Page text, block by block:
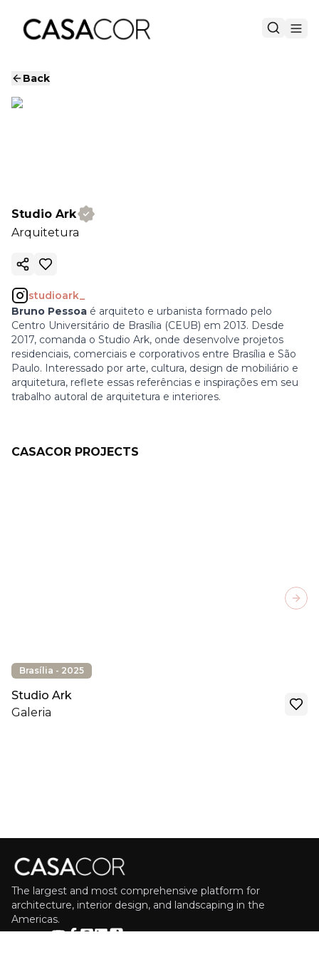
Back
Studio Ark
Arquitetura
Copy ink
studioark_
Bruno Pessoa é arquiteto e urbanista formado pelo
Centro Universitário de Brasília (CEUB) em 2013. Desde
2017, comanda o Studio Ark, onde desenvolve projetos
residenciais, comerciais e corporativos entre Brasília e São
Paulo. Interessado por arte, cultura, design de mobiliário e
arquitetura, reflete essas referências e inspirações em seu
trabalho autoral de arquitetura e interiores.
CASACOR PROJECTS
Brasília - 2025
Studio Ark
Galeria
The largest and most comprehensive platform for
architecture, interior design, and landscaping in the
Americas.
FOLLOW